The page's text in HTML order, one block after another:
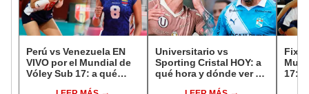
Perú vs Venezuela EN
VIVO por el Mundial de
Vóley Sub 17: a qué
Universitario vs
Sporting Cristal HOY: a
qué hora y dónde ver el
17: